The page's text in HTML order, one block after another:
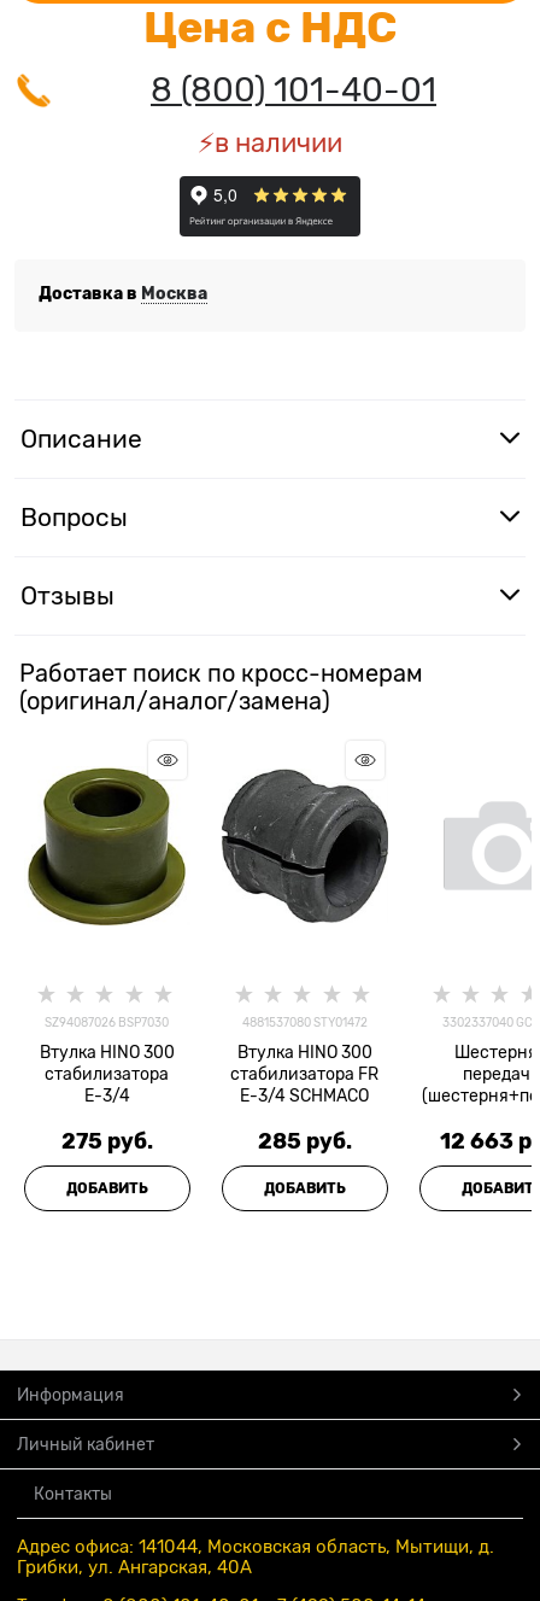
Цена с НДС
8 (800) 101-40-01
⚡️в наличии
Доставка в Москва
Описание
Вопросы
Отзывы
Работает поиск по кросс-номерам
(оригинал/аналог/замена)
SZ94087026 BSP7030
Втулка HINO 300
стабилизатора
Е-3/4
275 руб.
ДОБАВИТЬ
4881537080 STY01472
Втулка HINO 300
стабилизатора FR
Е-3/4 SCHMACO
285 руб.
ДОБАВИТЬ
3302337040
Шестерня
HINO 300 E5
12 663
Информация
Личный кабинет
Контакты
Адрес офиса: 141044, Московская область, Мытищи, д.
Грибки, ул. Ангарская, 40А